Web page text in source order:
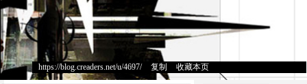
https://blog.creaders.net/u/4697/> 复制 收藏本页